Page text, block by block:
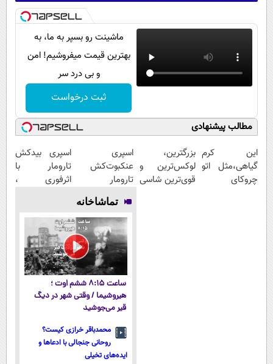
ماشینت رو بسپر به ما، به
بهترین قیمت میفروشیم! امن
و بی درد سر
ثبت درخواست
مطالب پیشنهادی
این کرم
گیاهی،مثل اتو
چروکای
بزرگترین،
لوکس‌ترین و
قوی‌ترین شاسی
اسپری
عنکبوت‌‌کش
تارومار
ازبین‌برنده انواع
عنکبوت
اسپری بیدکش
تارومار با
اثرفوری ،
تماشاخانه
ساعت ۸:۱۵ ششم اوت ؛
هیروشیما / وقتی شهر در دیگ
قیر می‌جوشید
محمدباقر خرازی کیست؟
روحانی جنجالی با ادعاها و
ایده‌های تخیلی